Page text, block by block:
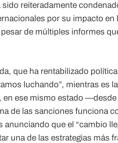
reiteradamente
por su impacto en
de múltiples informes
que ha rentabilizado
luchando”, mientras es
ese mismo estado
de las sanciones funciona
que el “cambio
una de las estrategias más